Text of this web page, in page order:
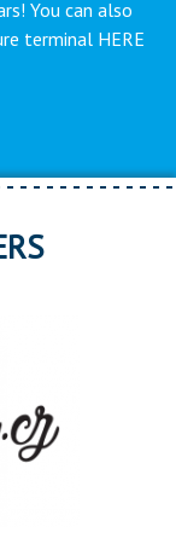
You can also
terminal HERE